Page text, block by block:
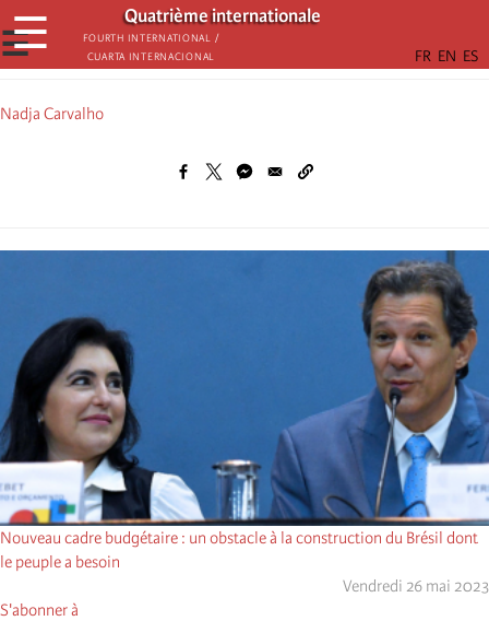
Aller
au
contenu
Quatrième internationale
Fourth International /
Cuarta Internacional
☰
☰
Nadja Carvalho
Nouveau cadre budgétaire : un obstacle à la construction du Brésil dont
le peuple a besoin
Vendredi 26 mai 2023
S'abonner à